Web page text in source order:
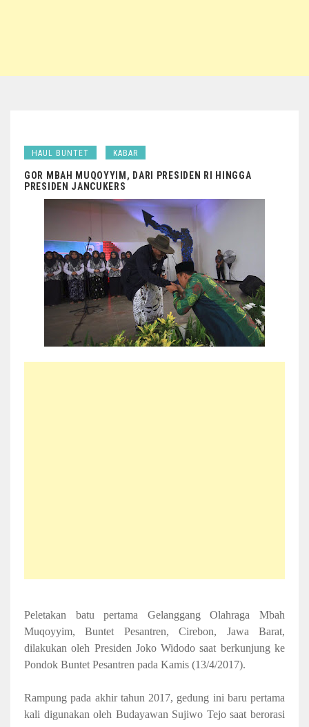
HAUL BUNTET KABAR
GOR MBAH MUQOYYIM, DARI PRESIDEN RI HINGGA
PRESIDEN JANCUKERS
Peletakan batu pertama Gelanggang Olahraga Mbah
Muqoyyim, Buntet Pesantren, Cirebon, Jawa Barat,
dilakukan oleh Presiden Joko Widodo saat berkunjung ke
Pondok Buntet Pesantren pada Kamis (13/4/2017).
Rampung pada akhir tahun 2017, gedung ini baru pertama
kali digunakan oleh Budayawan Sujiwo Tejo saat berorasi